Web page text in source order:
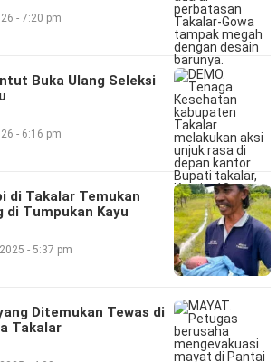
- 7:20 pm
Buka Ulang Seleksi
- 6:16 pm
di Takalar Temukan
di Tumpukan Kayu
- 5:37 pm
Ditemukan Tewas di
Takalar